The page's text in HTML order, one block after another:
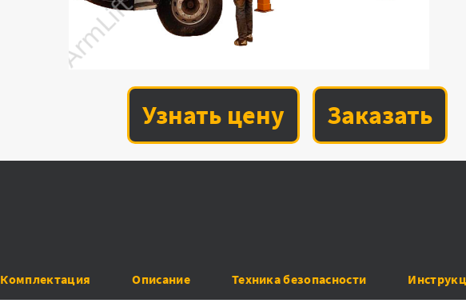
Узнать цену Заказать
Комплектация Описание Техника безопасности